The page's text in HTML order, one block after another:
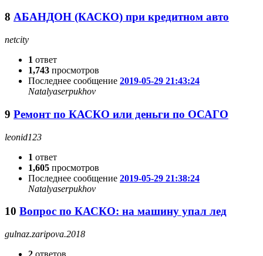
8 АБАНДОН (КАСКО) при кредитном авто
netcity
1 ответ
1,743 просмотров
Последнее сообщение 2019-05-29 21:43:24
Natalyaserpukhov
9 Ремонт по КАСКО или деньги по ОСАГО
leonid123
1 ответ
1,605 просмотров
Последнее сообщение 2019-05-29 21:38:24
Natalyaserpukhov
10 Вопрос по КАСКО: на машину упал лед
gulnaz.zaripova.2018
2 ответов